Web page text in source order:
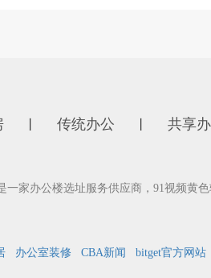
传统办公 共享
家办公楼选址服务供应商，91视频黄
办公室装修 CBA新闻 bitget官方网站